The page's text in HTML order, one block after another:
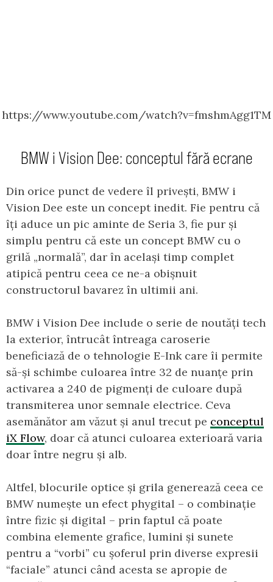
https://www.youtube.com/watch?v=fmshmAgg1TM
BMW i Vision Dee: conceptul fără ecrane
Din orice punct de vedere îl privești, BMW i
Vision Dee este un concept inedit. Fie pentru că
îți aduce un pic aminte de Seria 3, fie pur și
simplu pentru că este un concept BMW cu o
grilă „normală”, dar în același timp complet
atipică pentru ceea ce ne-a obișnuit
constructorul bavarez în ultimii ani.
BMW i Vision Dee include o serie de noutăți tech
la exterior, întrucât întreaga caroserie
beneficiază de o tehnologie E-Ink care îi permite
să-și schimbe culoarea între 32 de nuanțe prin
activarea a 240 de pigmenți de culoare după
transmiterea unor semnale electrice. Ceva
asemănător am văzut și anul trecut pe conceptul
iX Flow, doar că atunci culoarea exterioară varia
doar între negru și alb.
Altfel, blocurile optice și grila generează ceea ce
BMW numește un efect phygital – o combinație
între fizic și digital – prin faptul că poate
combina elemente grafice, lumini și sunete
pentru a “vorbi” cu șoferul prin diverse expresii
“faciale” atunci când acesta se apropie de